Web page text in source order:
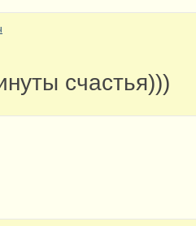
счастья)))